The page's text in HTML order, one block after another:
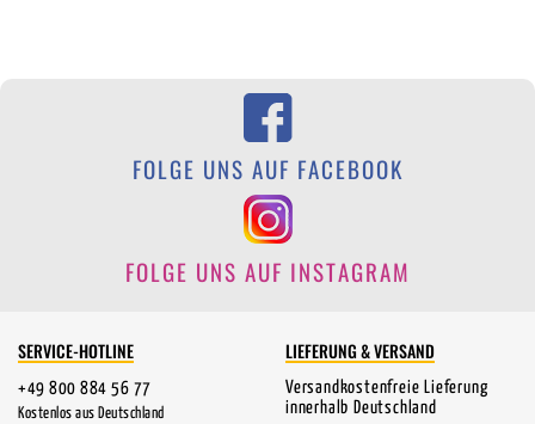
FOLGE UNS AUF FACEBOOK
FOLGE UNS AUF INSTAGRAM
SERVICE-HOTLINE
+49 800 884 56 77
Kostenlos aus Deutschland
LIEFERUNG & VERSAND
Versandkostenfreie Lieferung
innerhalb Deutschland